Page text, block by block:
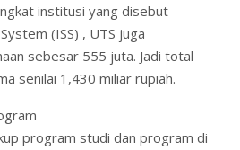
institusi yang disebut
(ISS) , UTS juga
sebesar 555 juta. Jadi total
senilai 1,430 miliar rupiah.
program studi dan program di